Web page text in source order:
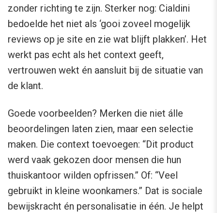
zonder richting te zijn. Sterker nog: Cialdini
bedoelde het niet als ‘gooi zoveel mogelijk
reviews op je site en zie wat blijft plakken’. Het
werkt pas echt als het context geeft,
vertrouwen wekt én aansluit bij de situatie van
de klant.
Goede voorbeelden? Merken die niet álle
beoordelingen laten zien, maar een selectie
maken. Die context toevoegen: “Dit product
werd vaak gekozen door mensen die hun
thuiskantoor wilden opfrissen.” Of: “Veel
gebruikt in kleine woonkamers.” Dat is sociale
bewijskracht én personalisatie in één. Je helpt